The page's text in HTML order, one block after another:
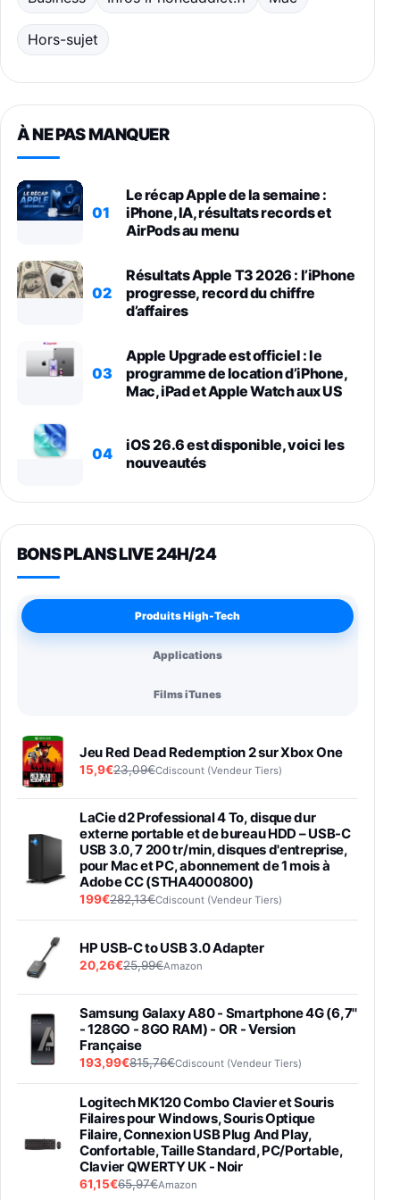
Hors-sujet
À NE PAS MANQUER
01
Le récap Apple de la semaine :
iPhone, IA, résultats records et
AirPods au menu
02
Résultats Apple T3 2026 : l’iPhone
progresse, record du chiffre
d’affaires
03
Apple Upgrade est officiel : le
programme de location d’iPhone,
Mac, iPad et Apple Watch aux US
04
iOS 26.6 est disponible, voici les
nouveautés
BONS PLANS LIVE 24H/24
Produits High-Tech
Applications
Films iTunes
Jeu Red Dead Redemption 2 sur Xbox One
15,9€23,09€Cdiscount (Vendeur Tiers)
LaCie d2 Professional 4 To, disque dur
externe portable et de bureau HDD – USB-C
USB 3.0, 7 200 tr/min, disques d'entreprise,
pour Mac et PC, abonnement de 1 mois à
Adobe CC (STHA4000800)
199€282,13€Cdiscount (Vendeur Tiers)
HP USB-C to USB 3.0 Adapter
20,26€25,99€Amazon
Samsung Galaxy A80 - Smartphone 4G (6,7''
- 128GO - 8GO RAM) - OR - Version
Française
193,99€815,76€Cdiscount (Vendeur Tiers)
Logitech MK120 Combo Clavier et Souris
Filaires pour Windows, Souris Optique
Filaire, Connexion USB Plug And Play,
Confortable, Taille Standard, PC/Portable,
Clavier QWERTY UK - Noir
61,15€65,97€Amazon